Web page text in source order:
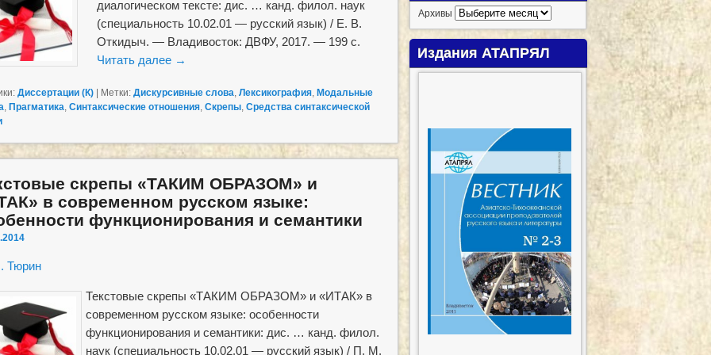
диалогическом тексте: дис. … канд. филол. наук
(специальность 10.02.01 — русский язык) / Е. В.
Откидыч. — Владивосток: ДВФУ, 2017. — 199 с.
Читать далее →
Диссертации (К) Метки: Дискурсивные слова, Лексикография, Модальные
, Прагматика, Синтаксические отношения, Скрепы, Средства синтаксической
скрепы «ТАКИМ ОБРАЗОМ» и
в современном русском языке:
функционирования и семантики
Тюрин
Текстовые скрепы «ТАКИМ ОБРАЗОМ» и «ИТАК» в
современном русском языке: особенности
функционирования и семантики: дис. … канд. филол.
наук (специальность 10.02.01 — русский язык) / П. М.
Архивы
Издания АТАПРЯЛ